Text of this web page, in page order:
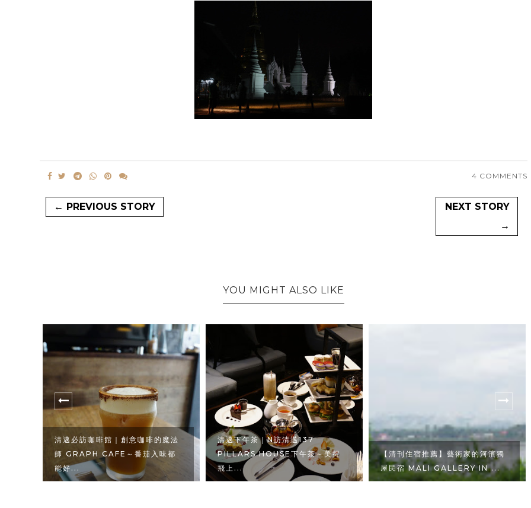
4 COMMENTS
← PREVIOUS STORY
NEXT STORY
→
YOU MIGHT ALSO LIKE
清邁必訪咖啡館｜創意咖啡的魔法
師 GRAPH CAFE～番茄入味都
能好...
清邁下午茶｜N訪清邁137
PILLARS HOUSE下午茶～美得
飛上...
【清刊住宿推薦】藝術家的河濱獨
屋民宿 MALI GALLERY IN ...